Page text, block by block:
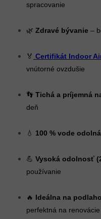
spracovanie
🌿 Zdravé bývanie –
🏅 Certifikát Indoor
vnútorné ovzdušie
👣 Tichá a príjemná
deň
💧 100 % vode odolná
💪 Vysoká odolnosť
používanie
🔥 Ideálna na
perfektná na renovácie